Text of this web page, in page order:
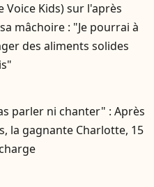
Voice Kids) sur l'après
mâchoire : "Je pourrai à
des aliments solides
parler ni chanter" : Après
la gagnante Charlotte, 15